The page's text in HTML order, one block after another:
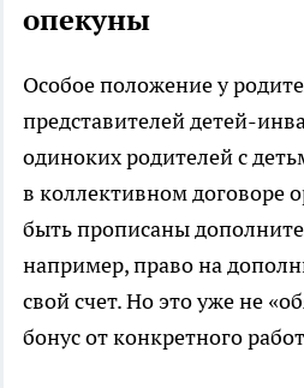
опекуны
Особое положение у
представителей детей-
одиноких родителей с
в коллективном договоре
быть прописаны
например, право на
свой счет. Но это уже не
бонус от конкретного